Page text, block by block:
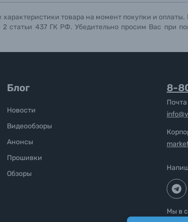
товара на момент покупки и
статьи 437 ГК РФ. Убедительно просим Вас при
Блог
Новости
Видеообзоры
Анонсы
Прошивки
Обзоры
8-
Мы в